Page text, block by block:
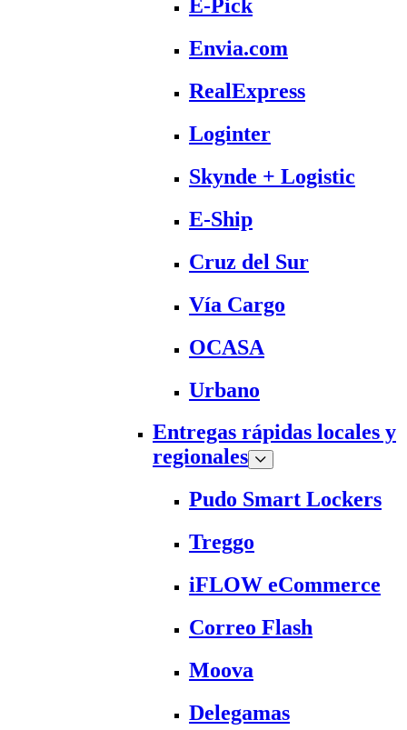
E-Pick
Envia.com
RealExpress
Loginter
Skynde + Logistic
E-Ship
Cruz del Sur
Vía Cargo
OCASA
Urbano
Entregas rápidas locales y
regionales
Pudo Smart Lockers
Treggo
iFLOW eCommerce
Correo Flash
Moova
Delegamas